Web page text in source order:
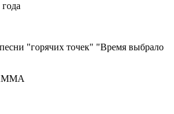
"горячих точек" "Время выбрало